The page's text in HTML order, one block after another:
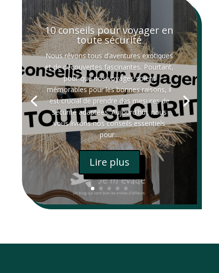
10 conseils pour voyager en
toute sécurité
Nous rêvons tous d’aventures exotiques
et de découvertes fascinantes. Pourtant,
pour que nos voyages soient
mémorables pour les bonnes raisons, il
est crucial de prendre des mesures de
sécurité adaptées. Aujourd'hui, nous
vous livrons nos conseils essentiels
pour...
Lire plus